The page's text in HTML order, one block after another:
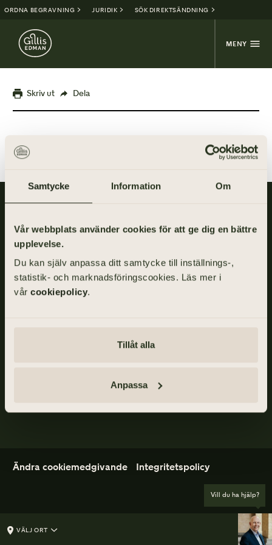
Samtycke Information Om
Vår webbplats använder cookies för att ge dig en bättre
upplevelse.
Du kan själv anpassa ditt samtycke till inställnings-,
statistik- och marknadsföringscookies. Läs mer i
vår cookiepolicy.
Tillåt alla
Anpassa
ORDNA BEGRAVNING JURIDIK SÖK DIREKTSÄNDNING
MENY
Skriv ut Dela
VÄLJ ORT
Vill du ha hjälp?
Gillis Edman är en av Sveriges mest anlitade begravningsbyråer.
med personliga begravningar och familjejuridik.
Ändra cookiemedgivande Integritetspolicy